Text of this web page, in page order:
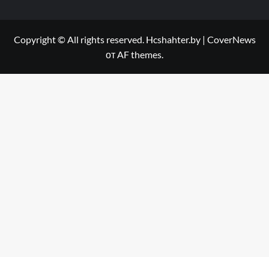
Copyright © All rights reserved. Hcshahter.by | CoverNews
от AF themes.